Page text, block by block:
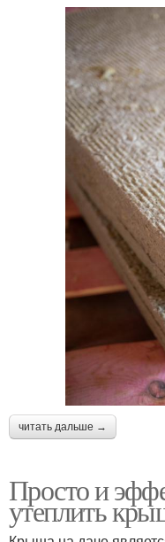
читать дальше →
Просто и
утеплить